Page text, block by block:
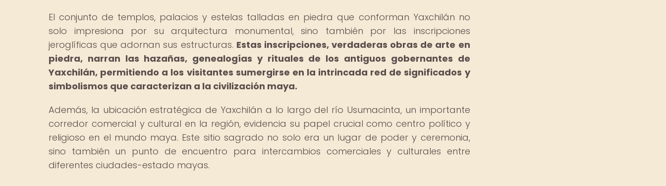
El conjunto de templos, palacios y estelas talladas en piedra que conforman Yaxchilán no
solo impresiona por su arquitectura monumental, sino también por las inscripciones
jeroglíficas que adornan sus estructuras. Estas inscripciones, verdaderas obras de arte en
piedra, narran las hazañas, genealogías y rituales de los antiguos gobernantes de
Yaxchilán, permitiendo a los visitantes sumergirse en la intrincada red de significados y
simbolismos que caracterizan a la civilización maya.
Además, la ubicación estratégica de Yaxchilán a lo largo del río Usumacinta, un importante
corredor comercial y cultural en la región, evidencia su papel crucial como centro político y
religioso en el mundo maya. Este sitio sagrado no solo era un lugar de poder y ceremonia,
sino también un punto de encuentro para intercambios comerciales y culturales entre
diferentes ciudades-estado mayas.